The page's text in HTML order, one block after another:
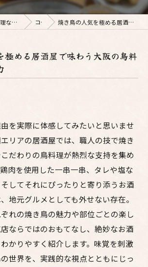
大阪府梅田の鳥料理なら釜焼鳥本舗おやひなや 梅田店 コラム 焼き鳥の人気を極める居酒屋で味わう大阪の鳥料理とお酒の魅力
極める居酒屋で味わう大阪の鳥料
を実際に体感してみたいと思いませ
リアの居酒屋では、職人の技で焼き
だわりの鳥料理が熱烈な支持を集め
肉を使用した一串一串、タレや塩な
してそれにぴったりと寄り添うお酒
地元グルメとしても外せない存在。
れの焼き鳥の魅力や部位ごとの楽し
ならではのおもてなし、絶妙なお酒
かりやすく紹介します。味覚を刺激
世界を、実践的な視点とともにじっ